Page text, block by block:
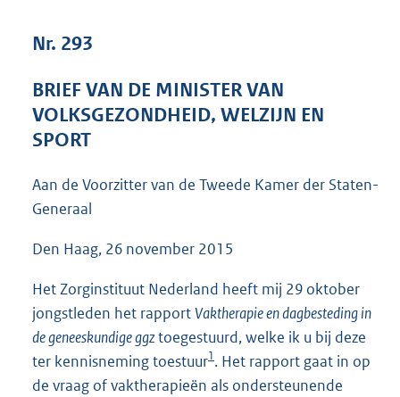
e
:
b
Nr. 293
BRIEF VAN DE MINISTER VAN
VOLKSGEZONDHEID, WELZIJN EN
SPORT
Aan de Voorzitter van de Tweede Kamer der Staten-
Generaal
Den Haag, 26 november 2015
Het Zorginstituut Nederland heeft mij 29 oktober
jongstleden het rapportVaktherapie en dagbesteding in
de geneeskundige ggztoegestuurd, welke ik u bij deze
ter kennisneming toestuur1. Het rapport gaat in op
de vraag of vaktherapieën als ondersteunende